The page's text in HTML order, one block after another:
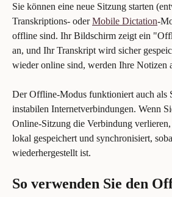
Sie können eine neue Sitzung starten
Transkriptions- oder Mobile Dictation-
offline sind. Ihr Bildschirm zeigt ein
an, und Ihr Transkript wird sicher
wieder online sind, werden Ihre Notizen
Der Offline-Modus funktioniert auch als
instabilen Internetverbindungen. Wenn
Online-Sitzung die Verbindung
lokal gespeichert und synchronisiert,
wiederhergestellt ist.
So verwenden Sie den